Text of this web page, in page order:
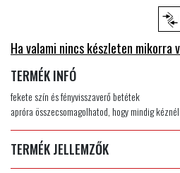
Ha valami nincs készleten mikorra
TERMÉK INFÓ
fekete szín és fényvisszaverő betétek
apróra összecsomagolhatod, hogy mindig
TERMÉK JELLEMZŐK